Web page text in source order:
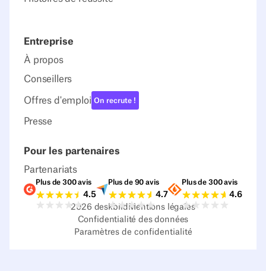
Entreprise
À propos
Conseillers
Offres d'emploi On recrute !
Presse
Pour les partenaires
Partenariats
Notes G2
Plus de 300 avis
4.5
Notes Capterra
Plus de 90 avis
4.7
Notes
Plus de 300 avis
4.6
2026 deskbirdMentions légales
Confidentialité des données
Paramètres de confidentialité